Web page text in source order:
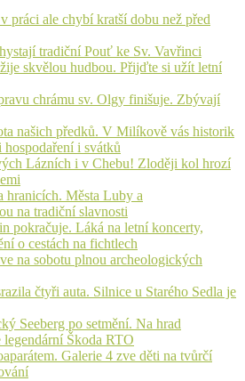
práci ale chybí kratší dobu než před
tradiční Pouť ke Sv. Vavřinci
skvělou hudbou. Přijďte si užít letní
chrámu sv. Olgy finišuje. Zbývají
našich předků. V Milíkově vás historik
hospodaření i svátků
Lázních i v Chebu! Zloději kol hrozí
hranicích. Města Luby a
na tradiční slavnosti
pokračuje. Láká na letní koncerty,
o cestách na fichtlech
na sobotu plnou archeologických
čtyři auta. Silnice u Starého Sedla je
Seeberg po setmění. Na hrad
Škoda RTO
Galerie 4 zve děti na tvůrčí